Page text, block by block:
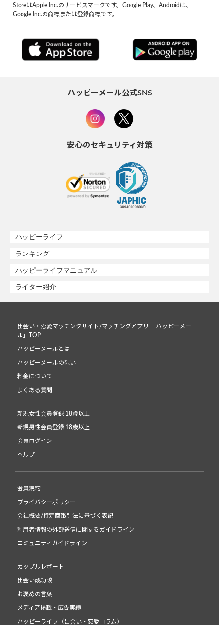
StoreはApple Inc.のサービスマークです。Google Play、Androidは、
Google Inc.の商標または登録商標です。
ハッピーメール公式SNS
安心のセキュリティ対策
ハッピーライフ
ランキング
ハッピーライフマニュアル
ライター紹介
出会い・恋愛マッチングサイト/マッチングアプリ 「ハッピーメー
ル」TOP
ハッピーメールとは
ハッピーメールの想い
料金について
よくある質問
新規女性会員登録 18歳以上
新規男性会員登録 18歳以上
会員ログイン
ヘルプ
会員規約
プライバシーポリシー
会社概要/特定商取引法に基づく表記
利用者情報の外部送信に関するガイドライン
コミュニティガイドライン
カップルレポート
出会い成功談
お褒めの言葉
メディア掲載・広告実績
ハッピーライフ（出会い・恋愛コラム）